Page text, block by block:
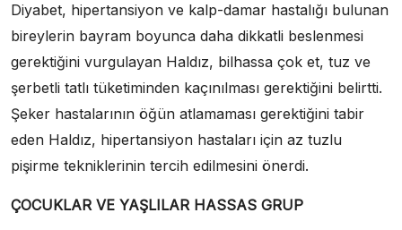
Diyabet, hipertansiyon ve kalp-damar hastalığı bulunan
bireylerin bayram boyunca daha dikkatli beslenmesi
gerektiğini vurgulayan Haldız, bilhassa çok et, tuz ve
şerbetli tatlı tüketiminden kaçınılması gerektiğini belirtti.
Şeker hastalarının öğün atlamaması gerektiğini tabir
eden Haldız, hipertansiyon hastaları için az tuzlu
pişirme tekniklerinin tercih edilmesini önerdi.
ÇOCUKLAR VE YAŞLILAR HASSAS GRUP